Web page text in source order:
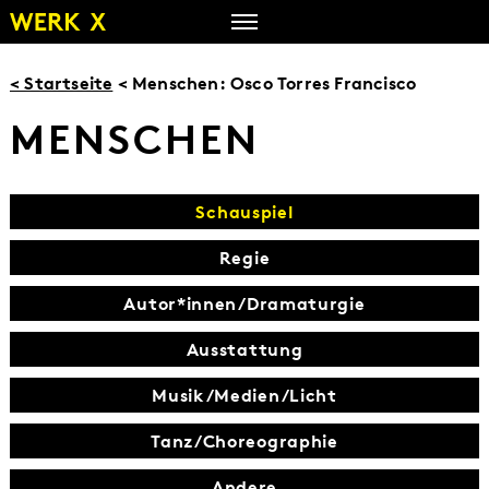
Zum
Inhalt
< Startseite < Menschen: Osco Torres Francisco
MENSCHEN
Schauspiel
Regie
Autor*innen/Dramaturgie
Ausstattung
Musik/Medien/Licht
Tanz/Choreographie